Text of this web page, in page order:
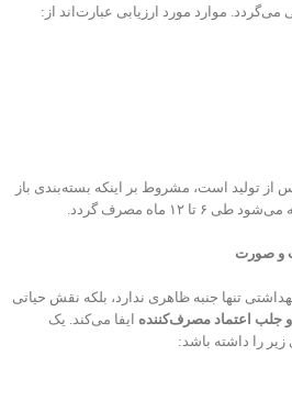
موارد مورد ارزیابی عبارت‌اند از:
معمولاً ۲۴ تا ۳۶ ماه پس از تولید است، مشروط بر اینکه بسته‌بندی باز
ماه مصرف گردد.
و صورت
تنها جنبه ظاهری ندارد، بلکه نقش حیاتی
جلب اعتماد مصرف‌کننده ایفا می‌کند. یک
زیر را داشته باشد: